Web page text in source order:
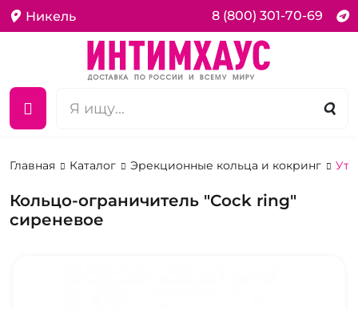
Никель 8 (800) 301-70-69
Главная Каталог Эрекционные кольца и кокринг
Кольцо-ограничитель "Cock ring"
сиреневое